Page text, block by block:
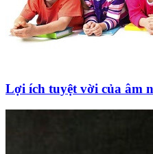
Lợi ích tuyệt vời của âm